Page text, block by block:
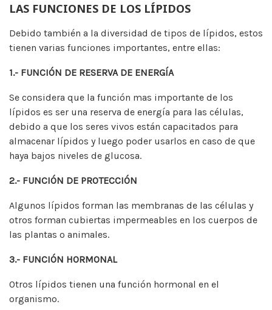
LAS FUNCIONES DE LOS LÍPIDOS
Debido también a la diversidad de tipos de lípidos, estos
tienen varias funciones importantes, entre ellas:
1.- FUNCIÓN DE RESERVA DE ENERGÍA
Se considera que la función mas importante de los
lípidos es ser una reserva de energía para las células,
debido a que los seres vivos están capacitados para
almacenar lípidos y luego poder usarlos en caso de que
haya bajos niveles de glucosa.
2.- FUNCIÓN DE PROTECCIÓN
Algunos lípidos forman las membranas de las células y
otros forman cubiertas impermeables en los cuerpos de
las plantas o animales.
3.- FUNCIÓN HORMONAL
Otros lípidos tienen una función hormonal en el
organismo.